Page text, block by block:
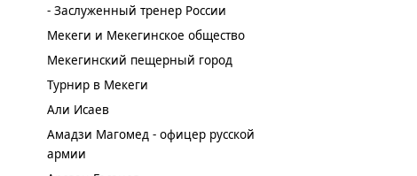
- Заслуженный тренер России
Мекеги и Мекегинское общество
Мекегинский пещерный город
Турнир в Мекеги
Али Исаев
Амадзи Магомед - офицер русской
армии